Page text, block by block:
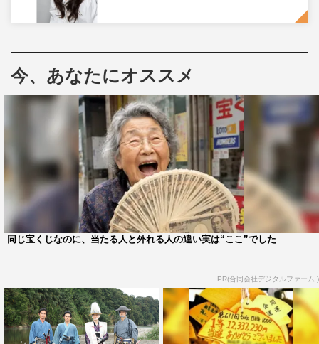
かもグリーンバックなので、想像して演じていたのです
楽しかったなと。演説のシーンは難しそうだなと思ってい
ていろいろ考えながらお芝居していたのですが、仕上がり
を観たらすごく良くて。自分の芝居ではあるんですけど、
ちょっとうるっときましたね（笑）。
：撮影では、なかなか列車が上手く揺れないなんてこ
ともありました（笑）。大人数でセットを囲んで揺らし
て…今となっては笑い話ですけど、現場のスタッフが本当
に頑張ってくれて。大変だったとは思うのですが現場の結
束感も生まれましたし、これまでにはない栄一と兼子の夫
婦の関係性が見えるシーンを撮ることができました。そし
た。想像を超えた芝居をしてくださったので「こんなに強
いシーンになるんだ」と…アメリカ編をやって良かったな
と思いました。
今、あなたにオススメ
同じ宝くじなのに、当たる人と外れる人の違い実は“ここ”でした
PR(合同会社デジタルファーム )